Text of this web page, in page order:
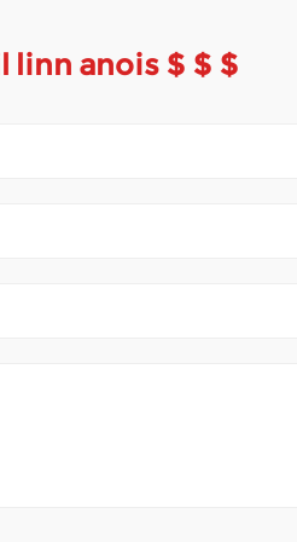
linn anois $ $ $
Scútar
úr go simplí - gan tuirse
a bhogann trína laethanta. Mar a Monaróir Cathaoireacha Rothaí